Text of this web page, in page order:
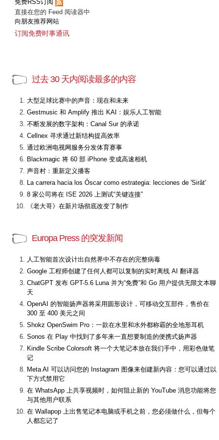
免费RSS订阅
直接在您的 Feed 阅读器中
向朋友推荐网站
订阅免费时事通讯
过去 30 天内阅读最多的内容
大型足球比赛中的声音：现在和未来
Gestmusic 和 Amplify 推出 KAI：娱乐人工智能
不断发展的数字架构：Canal Sur 的承诺
Cellnex 寻求通过新结构提高效率
通过欧洲电视网服务分发体育赛事
Blackmagic 将 60 部 iPhone 变成高速相机
声音村：重新定义播客
La carrera hacia los Óscar como estrategia: lecciones de 'Sirât'
8 家公司将在 ISE 2026 上测试“关键连接”
《老大哥》在新片场彻底改变了制作
Europa Press 的突发新闻
人工智能首次设计出自然界中不存在的完整病毒
Google 工程师创建了任何人都可以复制的实时离线 AI 翻译器
ChatGPT 发布 GPT-5.6 Luna 并为“免费”和 Go 用户提供无限文本聊
天
OpenAI 的智能扬声器将采用圆形设计，可移动交互部件，售价在
300 至 400 美元之间
Shokz OpenSwim Pro：一款在水里和水外都称霸的全地形耳机
Sonos 在 Play 中找到了多年来一直想要制造的便携式扬声器
Kindle Scribe Colorsoft 将一个大笔记本放在我们手中，用彩色做笔
记
Meta AI 可以访问您的 Instagram 图像来创建新内容：您可以通过以
下方式禁用它
在 WhatsApp 上共享视频时，如何阻止新的 YouTube 消息功能将您
与其他用户联系
在 Wallapop 上出售笔记本电脑或手机之前，您必须做什么，但每个
人都忘记了